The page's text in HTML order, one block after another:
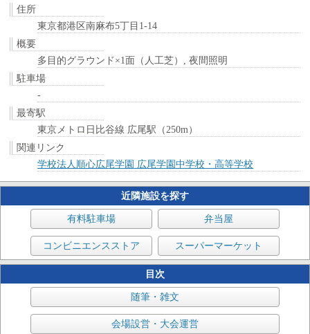
住所
東京都港区南麻布5丁目1-14
概要
多目的グラウンド×1面（人工芝）, 夜間照明
駐車場
-
最寄駅
東京メトロ日比谷線 広尾駅（250m）
関連リンク
学校法人順心広尾学園 広尾学園中学校・高等学校
近隣施設を探す
有料駐車場 弁当屋
コンビニエンスストア スーパーマーケット
目次
随筆・雑文
会場設営・大会運営